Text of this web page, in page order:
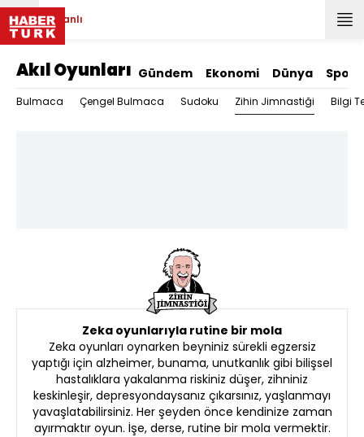
Canlı
Akıl Oyunları Gündem Ekonomi Dünya Spor
Bulmaca Çengel Bulmaca Sudoku Zihin Jimnastiği Bilgi
Zeka oyunlarıyla rutine bir mola
Zeka oyunları oynarken beyniniz sürekli egzersiz
yaptığı için alzheimer, bunama, unutkanlık gibi bilişsel
hastalıklara yakalanma riskiniz düşer, zihniniz
keskinleşir, depresyondaysanız çıkarsınız, yaşlanmayı
yavaşlatabilirsiniz. Her şeyden önce kendinize zaman
ayırmaktır oyun. İşe, derse, rutine bir mola vermektir.